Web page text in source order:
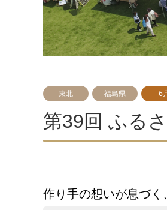
東北 福島県 6
第39回 ふる
作り手の想いが息づ